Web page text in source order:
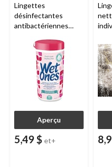
Lingettes
désinfectantes
antibactériennes
, parfum frais,
paq. 40
Aperçu
5,49 $ et+